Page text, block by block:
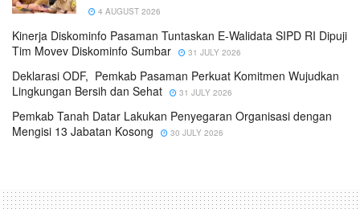
4 AUGUST 2026
Kinerja Diskominfo Pasaman Tuntaskan E-Walidata SIPD RI Dipuji
Tim Movev Diskominfo Sumbar
31 JULY 2026
Deklarasi ODF, Pemkab Pasaman Perkuat Komitmen Wujudkan
Lingkungan Bersih dan Sehat
31 JULY 2026
Pemkab Tanah Datar Lakukan Penyegaran Organisasi dengan
Mengisi 13 Jabatan Kosong
30 JULY 2026